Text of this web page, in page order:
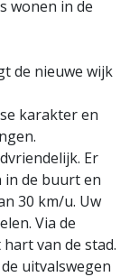
wonen in de
de nieuwe wijk
karakter en
Er
in de buurt en
30 km/u. Uw
Via de
van de stad.
uitvalswegen